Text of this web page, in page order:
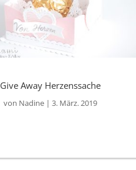
Give Away Herzenssache
von Nadine |3. März. 2019